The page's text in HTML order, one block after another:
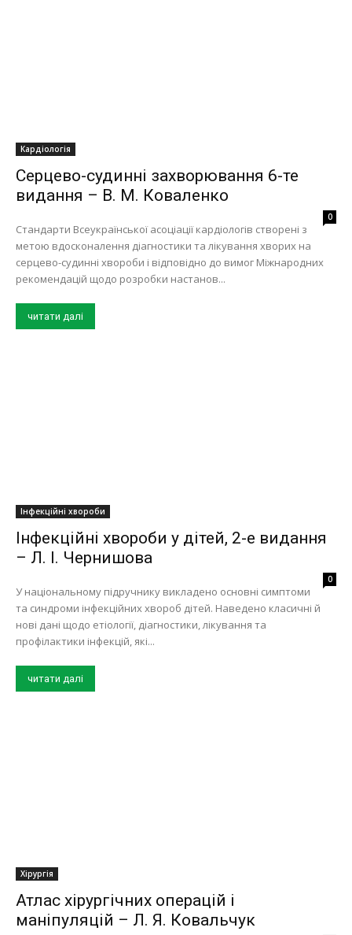
Кардіологія
Серцево-судинні захворювання 6-те
видання – В. М. Коваленко
0
Стандарти Всеукраїнської асоціації кардіологів створені з
метою вдосконалення діагностики та лікування хворих на
серцево-судинні хвороби і відповідно до вимог Міжнародних
рекомендацій щодо розробки настанов...
читати далі
Інфекційні хвороби
Інфекційні хвороби у дітей, 2-е видання
– Л. І. Чернишова
0
У національному підручнику викладено основні симптоми
та синдроми інфекційних хвороб дітей. Наведено класичні й
нові дані щодо етіології, діагностики, лікування та
профілактики інфекцій, які...
читати далі
Хірургія
Атлас хірургічних операцій і
маніпуляцій – Л. Я. Ковальчук